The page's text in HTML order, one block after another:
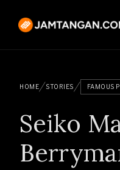
HOME STORIES FAMOUS
Seiko